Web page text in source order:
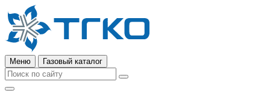
Меню Газовый каталог